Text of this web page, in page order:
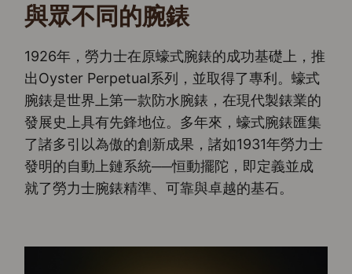
與眾不同的腕錶
1926年，勞力士在原蠔式腕錶的成功基礎上，推
出Oyster Perpetual系列，並取得了專利。蠔式
腕錶是世界上第一款防水腕錶，在現代製錶業的
發展史上具有先鋒地位。多年來，蠔式腕錶匯集
了諸多引以為傲的創新成果，諸如1931年勞力士
發明的自動上鏈系統──恒動擺陀，即定義並成
就了勞力士腕錶精準、可靠與卓越的基石。